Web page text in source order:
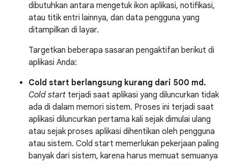
dibutuhkan antara mengetuk ikon aplikasi, notifikasi,
atau titik entri lainnya, dan data pengguna yang
ditampilkan di layar.
Targetkan beberapa sasaran pengaktifan berikut di
aplikasi Anda:
Cold start berlangsung kurang dari 500 md.
Cold start terjadi saat aplikasi yang diluncurkan tidak
ada di dalam memori sistem. Proses ini terjadi saat
aplikasi diluncurkan pertama kali sejak dimulai ulang
atau sejak proses aplikasi dihentikan oleh pengguna
atau sistem. Cold start memerlukan pekerjaan paling
banyak dari sistem, karena harus memuat semuanya